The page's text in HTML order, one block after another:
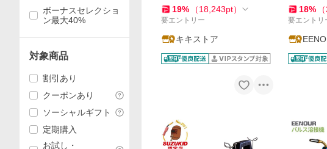
19% （18,243pt）
要エントリー
キキストア
18% （
要エントリ
ボーナスセレクショ
ン最大40%
対象商品
割引あり
クーポンあり
ソーシャルギフト
定期購入
お試し・